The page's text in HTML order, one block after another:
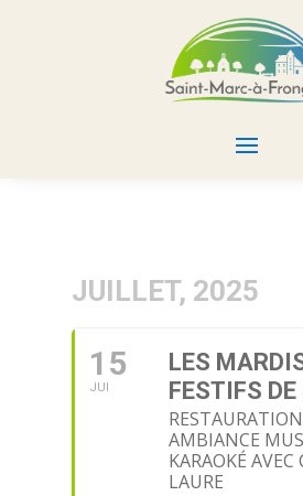
JUILLET, 2025
15
JUI
LES
FESTIFS DE
AMBIANCE
KARAOKÉ AVEC
LAURE